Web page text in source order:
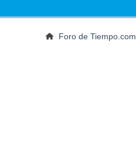
Foro de Tiempo.com